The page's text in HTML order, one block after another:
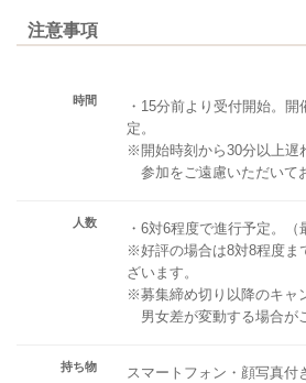
注意事項
時間
・15分前より受付開始。
定。
※開始時刻から30分以上遅
参加をご遠慮いただいて
人数
・6対6程度で進行予定。（
※好評の場合は8対8程度ま
ざいます。
※募集締め切り以降のキャ
男女差が変動する場合が
持ち物
スマートフォン・顔写真付